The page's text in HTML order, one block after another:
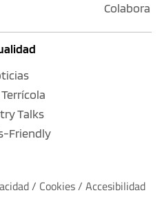
Colabora
Talks
Friendly
/ Cookies / Accesibilidad